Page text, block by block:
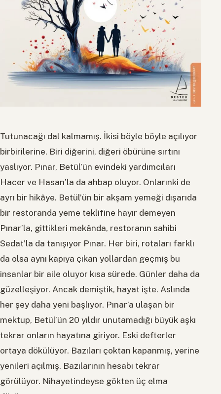
Tutunacağı dal kalmamış. İkisi böyle böyle açılıyor
birbirilerine. Biri diğerini, diğeri öbürüne sırtını
yaslıyor. Pınar, Betül’ün evindeki yardımcıları
Hacer ve Hasan’la da ahbap oluyor. Onlarınki de
ayrı bir hikâye. Betül’ün bir akşam yemeği dışarıda
bir restoranda yeme teklifine hayır demeyen
Pınar’la, gittikleri mekânda, restoranın sahibi
Sedat’la da tanışıyor Pınar. Her biri, rotaları farklı
da olsa aynı kapıya çıkan yollardan geçmiş bu
insanlar bir aile oluyor kısa sürede. Günler daha da
güzelleşiyor. Ancak demiştik, hayat işte. Aslında
her şey daha yeni başlıyor. Pınar’a ulaşan bir
mektup, Betül’ün 20 yıldır unutamadığı büyük aşkı
tekrar onların hayatına giriyor. Eski defterler
ortaya dökülüyor. Bazıları çoktan kapanmış, yerine
yenileri açılmış. Bazılarının hesabı tekrar
görülüyor. Nihayetindeyse gökten üç elma